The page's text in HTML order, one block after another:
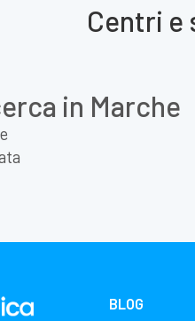
Centri e
in Marche
BLOG